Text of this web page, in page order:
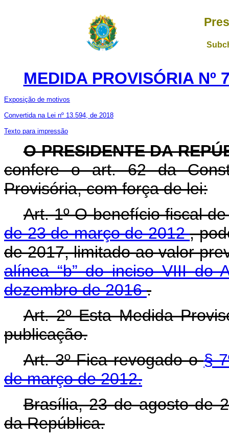
MEDIDA PROVISÓRIA Nº
Exposição de motivos
Convertida na Lei nº 13.594, de 2018
Texto para impressão
O PRESIDENTE DA
confere o art. 62 da
Provisória, com força de lei:
Art. 1º O benefício fiscal
de 23 de março de 2012,
de 2017, limitado ao valor
alínea “b” do inciso VIII do
dezembro de 2016.
Art. 2º Esta Medida
publicação.
Art. 3º Fica revogado o§
de março de 2012.
Brasília, 23 de agosto de
da República.